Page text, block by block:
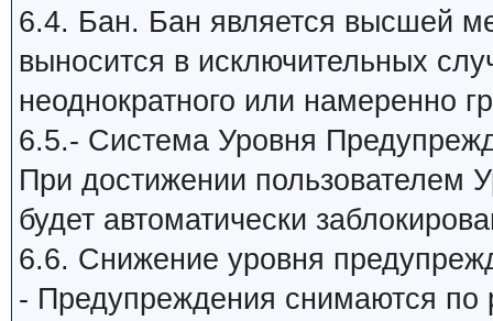
6.4. Бан. Бан является высшей
выносится в исключительных
неоднократного или намеренно
6.5.- Система Уровня
При достижении пользователем
будет автоматически
6.6. Снижение уровня
- Предупреждения снимаются